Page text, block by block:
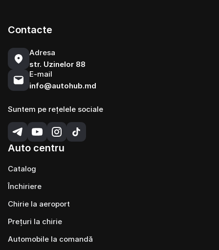
Contacte
Adresa
str. Uzinelor 88
E-mail
info@autohub.md
Suntem pe rețelele sociale
Auto centru
Catalog
Închiriere
Chirie la aeroport
Prețuri la chirie
Automobile la comandă